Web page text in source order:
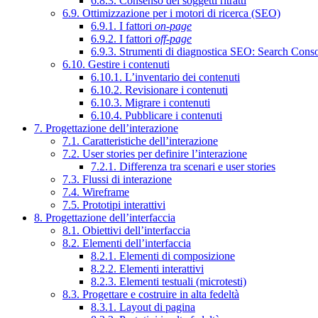
6.9. Ottimizzazione per i motori di ricerca (SEO)
6.9.1. I fattori on-page
6.9.2. I fattori off-page
6.9.3. Strumenti di diagnostica SEO: Search
6.10. Gestire i contenuti
6.10.1. L’inventario dei contenuti
6.10.2. Revisionare i contenuti
6.10.3. Migrare i contenuti
6.10.4. Pubblicare i contenuti
7. Progettazione dell’interazione
7.1. Caratteristiche dell’interazione
7.2. User stories per definire l’interazione
7.2.1. Differenza tra scenari e user stories
7.3. Flussi di interazione
7.4. Wireframe
7.5. Prototipi interattivi
8. Progettazione dell’interfaccia
8.1. Obiettivi dell’interfaccia
8.2. Elementi dell’interfaccia
8.2.1. Elementi di composizione
8.2.2. Elementi interattivi
8.2.3. Elementi testuali (microtesti)
8.3. Progettare e costruire in alta fedeltà
8.3.1. Layout di pagina